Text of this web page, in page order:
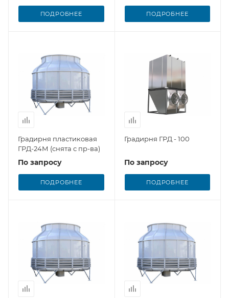
ПОДРОБНЕЕ ПОДРОБНЕЕ
Градирня пластиковая
ГРД-24М (снята с пр-ва)
По запросу
ПОДРОБНЕЕ
Градирня ГРД - 100
По запросу
ПОДРОБНЕЕ